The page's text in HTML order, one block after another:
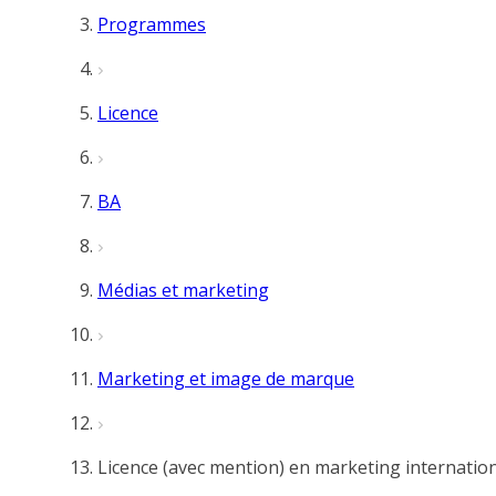
Programmes
Licence
BA
Médias et marketing
Marketing et image de marque
Licence (avec mention) en marketing